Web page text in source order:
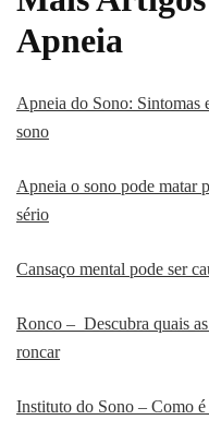
Apneia
Apneia do Sono: Sintomas
sono
Apneia o sono pode matar
sério
Cansaço mental pode ser
Ronco – Descubra quais
roncar
Instituto do Sono – Como